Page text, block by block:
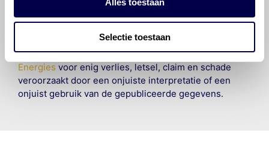
Selectie toestaan
veilige en verantwoorde manier uit te voeren. Hij/zij
vrijwaart en indemniseert de uitgever enDen Hartog
Energies voor enig verlies, letsel, claim en schade
veroorzaakt door een onjuiste interpretatie of een
onjuist gebruik van de gepubliceerde gegevens.